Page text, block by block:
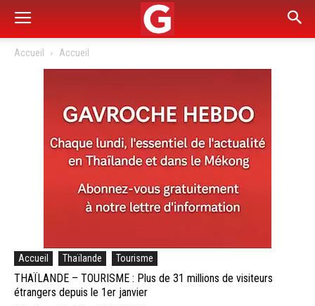
Accueil Accueil
Accueil Thaïlande Tourisme
THAÏLANDE – TOURISME : Plus de 31 millions de visiteurs
étrangers depuis le 1er janvier